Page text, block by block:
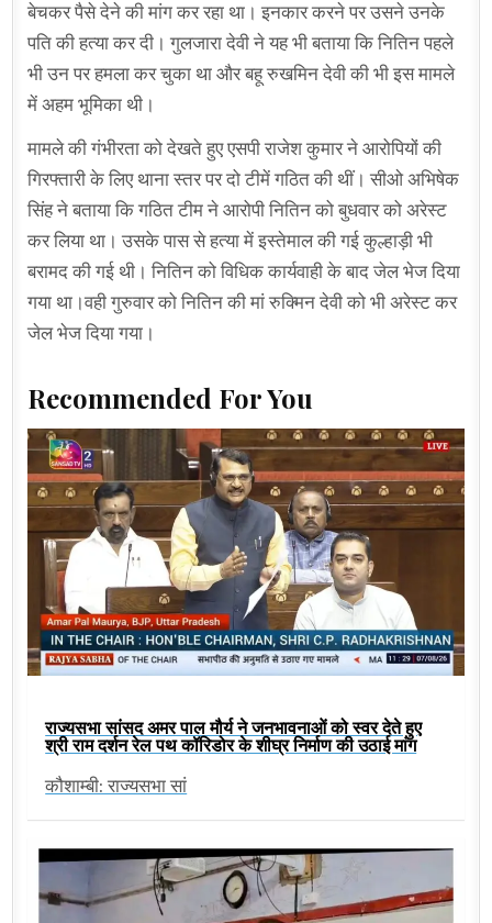
बेचकर पैसे देने की मांग कर रहा था। इनकार करने पर उसने उनके
पति की हत्या कर दी। गुलजारा देवी ने यह भी बताया कि नितिन पहले
भी उन पर हमला कर चुका था और बहू रुखमिन देवी की भी इस मामले
में अहम भूमिका थी।
मामले की गंभीरता को देखते हुए एसपी राजेश कुमार ने आरोपियों की
गिरफ्तारी के लिए थाना स्तर पर दो टीमें गठित की थीं। सीओ अभिषेक
सिंह ने बताया कि गठित टीम ने आरोपी नितिन को बुधवार को अरेस्ट
कर लिया था। उसके पास से हत्या में इस्तेमाल की गई कुल्हाड़ी भी
बरामद की गई थी। नितिन को विधिक कार्यवाही के बाद जेल भेज दिया
गया था।वही गुरुवार को नितिन की मां रुक्मिन देवी को भी अरेस्ट कर
जेल भेज दिया गया।
Recommended For You
राज्यसभा सांसद अमर पाल मौर्य ने जनभावनाओं को स्वर देते हुए
श्री राम दर्शन रेल पथ कॉरिडोर के शीघ्र निर्माण की उठाई मांग
कौशाम्बी: राज्यसभा सां